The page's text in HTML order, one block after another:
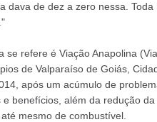
dava de dez a zero nessa.
se refere é Viação Anapolina
de Valparaíso de Goiás,
após um acúmulo de
benefícios, além da redução
mesmo de combustível.